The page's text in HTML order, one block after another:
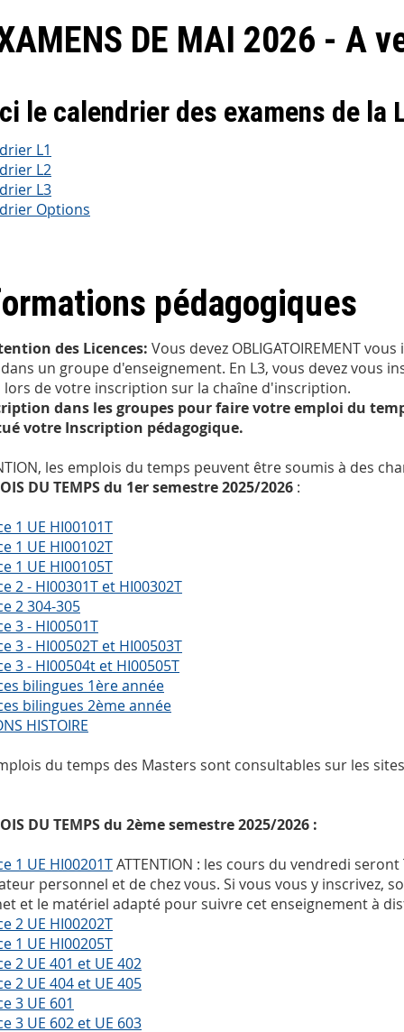
DE MAI 2026 - A
le calendrier des examens de la
L1
L2
L3
Options
pédagogiques
des Licences: Vous devez OBLIGATOIREMENT
un groupe d'enseignement. En L3, vous devez vous
lors de votre inscription sur la chaîne d'inscription.
dans les groupes pour faire votre emploi du
votre Inscription pédagogique.
les emplois du temps peuvent être soumis à des
DU TEMPS du 1er semestre 2025/2026 :
1 UE HI00101T
1 UE HI00102T
1 UE HI00105T
2 - HI00301T et HI00302T
2 304-305
3 - HI00501T
3 - HI00502T et HI00503T
3 - HI00504t et HI00505T
bilingues 1ère année
bilingues 2ème année
HISTOIRE
du temps des Masters sont consultables sur les
DU TEMPS du 2ème semestre 2025/2026 :
1 UE HI00201TATTENTION : les cours du vendredi
personnel et de chez vous. Si vous vous y inscrivez,
et le matériel adapté pour suivre cet enseignement à
2 UE HI00202T
1 UE HI00205T
2 UE 401 et UE 402
2 UE 404 et UE 405
3 UE 601
3 UE 602 et UE 603